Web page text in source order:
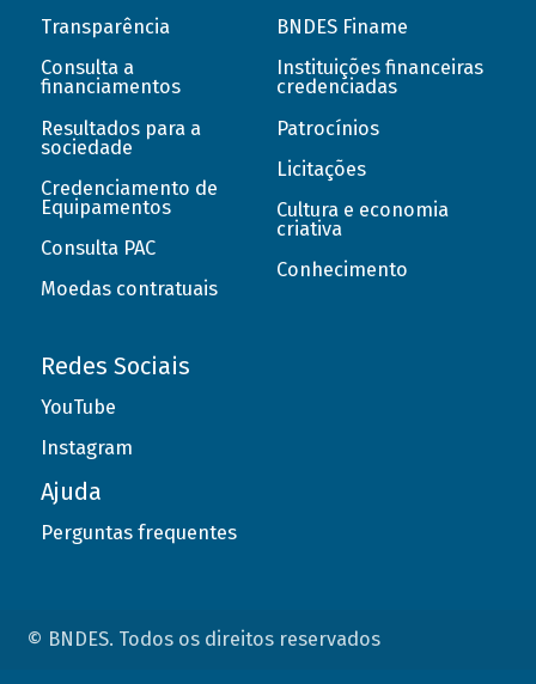
Transparência
Consulta a
financiamentos
Resultados para a
sociedade
Credenciamento de
Equipamentos
Consulta PAC
Moedas contratuais
BNDES Finame
Instituições financeiras
credenciadas
Patrocínios
Licitações
Cultura e economia
criativa
Conhecimento
Redes Sociais
YouTube
Instagram
Ajuda
Perguntas frequentes
© BNDES. Todos os direitos reservados